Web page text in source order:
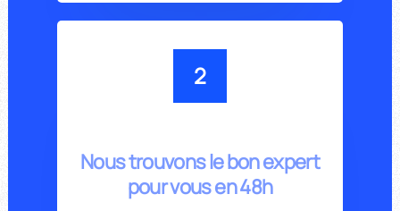
2
Nous trouvons le bon expert
pour vous en 48h